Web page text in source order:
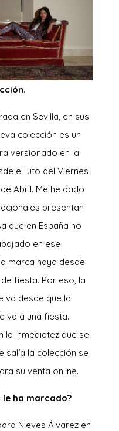
en Sevilla, en sus
colección es un
versionado en la
el luto del Viernes
Abril. Me he dado
presentan
que en España no
en ese
marca haya desde
fiesta. Por eso, la
va desde que la
va a una fiesta.
la inmediatez que se
salía la colección se
su venta online.
le ha marcado?
Nieves Álvarez en